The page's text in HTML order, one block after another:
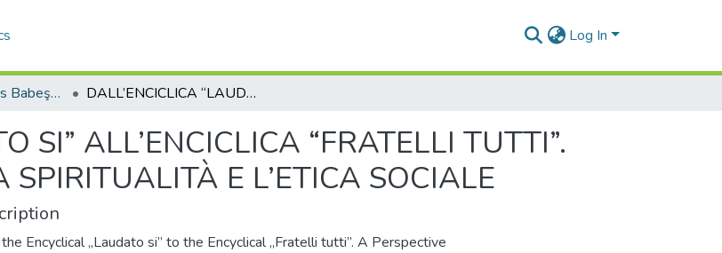
Log In
Studia Universitatis Babeş-Bolyai Theologia Catholica DALL’ENCICLICA “LAUDATO SI” ALL’ENCICLICA “FRATELLI TUTTI”. UNA PROSPETTIVA SULLA SPIRITUALITÀ E L’ETICA SOCIALE
SI” ALL’ENCICLICA “FRATELLI TUTTI”.
E L’ETICA SOCIALE
Encyclical „Laudato si” to the Encyclical „Fratelli tutti”. A Perspective